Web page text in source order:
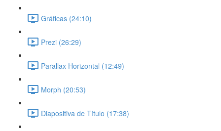
Gráficas (24:10)
Prezi (26:29)
Parallax Horizontal (12:49)
Morph (20:53)
Diapositiva de Título (17:38)